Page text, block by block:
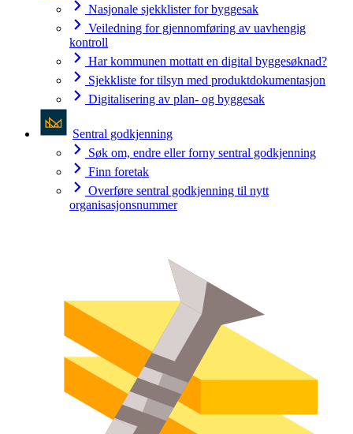
Nasjonale sjekklister for byggesak
Veiledning for gjennomføring av uavhengig
kontroll
Har kommunen mottatt en digital byggesøknad?
Sjekkliste for tilsyn med produktdokumentasjon
Digitalisering av plan- og byggesak
Sentral godkjenning
Søk om, endre eller forny sentral godkjenning
Finn foretak
Overføre sentral godkjenning til nytt
organisasjonsnummer